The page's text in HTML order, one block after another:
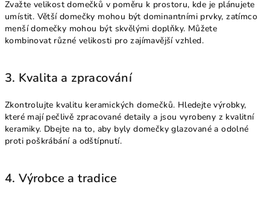
Zvažte velikost domečků v poměru k prostoru, kde je plánujete
umístit. Větší domečky mohou být dominantními prvky, zatímco
menší domečky mohou být skvělými doplňky. Můžete
kombinovat různé velikosti pro zajímavější vzhled.
3. Kvalita a zpracování
Zkontrolujte kvalitu keramických domečků. Hledejte výrobky,
které mají pečlivě zpracované detaily a jsou vyrobeny z kvalitní
keramiky. Dbejte na to, aby byly domečky glazované a odolné
proti poškrábání a odštípnutí.
4. Výrobce a tradice